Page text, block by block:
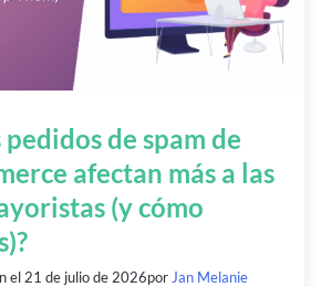
pedidos de spam de
afectan más a las
(y cómo
el 21 de julio de 2026por Jan Melanie